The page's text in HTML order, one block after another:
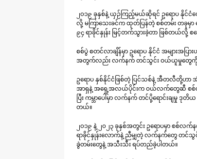
၂၀၁၉ ခုနှစ်နဲ့ ယှဉ်ကြည့်မယ်ဆိုရင် ဥရောပ နို
လို့ မကြာသေးခင်က ထုတ်ပြန်တဲ့ စစ်တမ်း တခုမှ
၉၄ ရာခိုင်နှုန်း မြင့်တက်သွားခဲ့တာ ဖြစ်တယ်လို့ စတ
စစ်ပွဲ စတင်လာချိန်မှာ ဥရောပ နိုင်ငံ အများအပ
အတွက်လည်း လက်နက် တင်သွင်း ဝယ်ယူမှုတွေကို
ဥရောပ နှစ်နိုင်ငံဖြစ်တဲ့ ပြင်သစ်နဲ့ အီတလီတို့ဟာ အဲ
အာရှနဲ့ အရှေ့အလယ်ပိုင်းက ဝယ်လက်တွေဆီ စစ်လက်န
ပြီး ကမ္ဘာပေါ်မှာ လက်နက် တင်ပို့ရောင်းချမှု
တယ်။
၂၀၁၉ နဲ့ ၂၀၂၃ ခုနှစ်အတွင်း ဥရောပမှာ စစ်လ
ရာခိုင်နှုန်းလောက်နဲ့ ညီမျှတဲ့ လက်နက်တွေ တင်သွင်
ခွဲတမ်းတွေနဲ့ အသီးသီး ရပ်တည်ခဲ့ပါတယ်။